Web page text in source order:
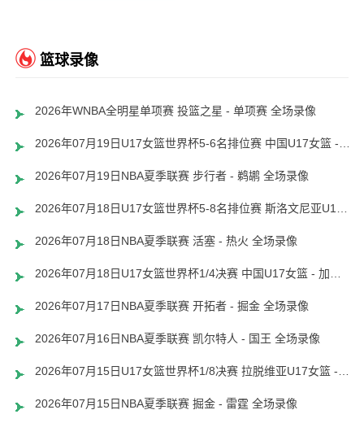
篮球录像
2026年WNBA全明星单项赛 投篮之星 - 单项赛 全场录像
2026年07月19日NBA夏季联赛 步行者 - 鹈鹕 全场录像
2026年07月18日NBA夏季联赛 活塞 - 热火 全场录像
2026年07月17日NBA夏季联赛 开拓者 - 掘金 全场录像
2026年07月16日NBA夏季联赛 凯尔特人 - 国王 全场录像
2026年07月15日NBA夏季联赛 掘金 - 雷霆 全场录像